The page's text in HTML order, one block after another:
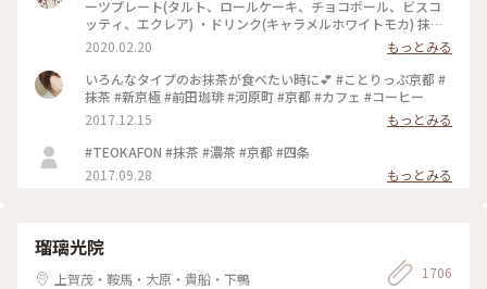
ーツプレート(タルト、ロールケーキ、チョコボール、ビスコ
ッティ、エクレア) ・ドリンク(キャラメルホワイトモカ) 抹茶
三昧出来て大満足したそうです。 フォークを2本用意して頂い
たのですが、娘一人で完食でした。 #TEO KAFON#抹茶三昧#
プチことりっぷ京都#冬のおでかけ
2020.02.20
もっとみる
いろんなタイプのお抹茶が食べたい時に💕 #ことりっぷ京都 #
抹茶 #新京極 #前田珈琲 #河原町 #京都 #カフェ #コーヒー
2017.12.15
もっとみる
#TEOKAFON #抹茶 #濃茶 #京都 #四条
2017.09.28
もっとみる
瑠璃光院
上賀茂・鞍馬・大原・貴船・下鴨
1706